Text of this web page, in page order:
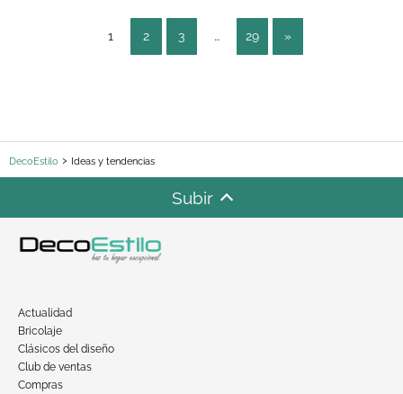
1 2 3 … 29 »
DecoEstilo Ideas y tendencias
Subir
Actualidad
Bricolaje
Clásicos del diseño
Club de ventas
Compras